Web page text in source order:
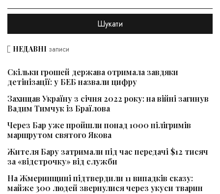
НЕДАВНІ записи
Скільки грошей держава отримала завдяки
детінізації: у БЕБ назвали цифру
Захищав Україну з січня 2022 року: на війні загинув
Вадим Тимчук із Браїлова
Через Бар уже пройшли понад 1000 пілігримів
маршрутом святого Якова
Жителя Бару затримали під час передачі $12 тисяч
за «відстрочку» від служби
На Жмеринщині підтвердили 11 випадків сказу:
майже 300 людей звернулися через укуси тварин